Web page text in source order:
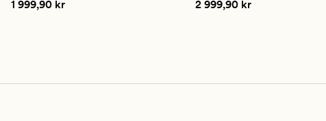
på
Pris 1 999,90 kr
1 999,90 kr
på
Pris 2 999,90 kr
2 999,90 kr